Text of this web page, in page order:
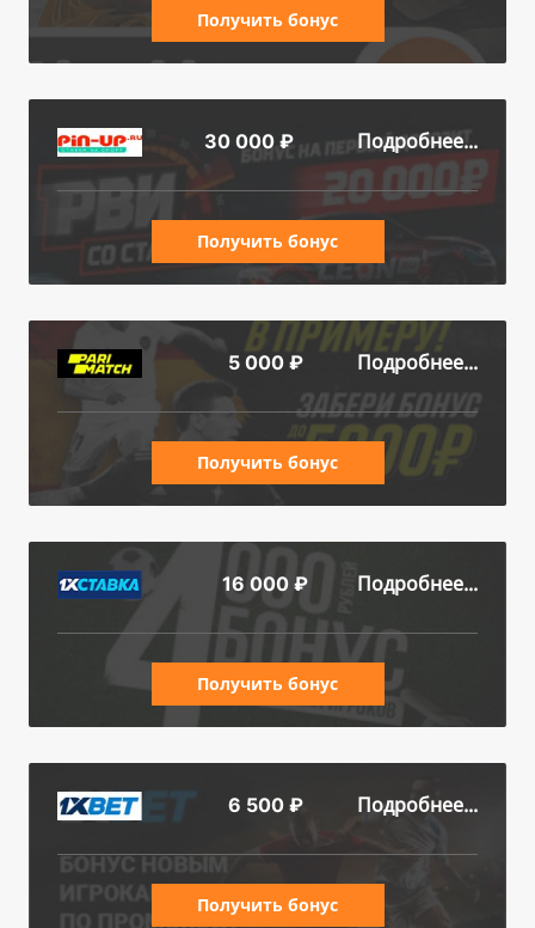
Получить бонус
30 000 ₽ Подробнее...
Получить бонус
5 000 ₽ Подробнее...
Получить бонус
16 000 ₽ Подробнее...
Получить бонус
6 500 ₽ Подробнее...
Получить бонус